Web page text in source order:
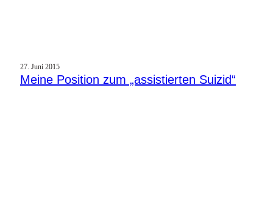
27. Juni 2015
Meine Position zum „assistierten Suizid“